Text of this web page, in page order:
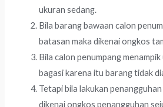
ukuran sedang.
Bila barang bawaan calon
batasan maka dikenai ongkos
Bila calon penumpang
bagasi karena itu barang tidak
Tetapi bila lakukan
dikenai ongkos penangguhan